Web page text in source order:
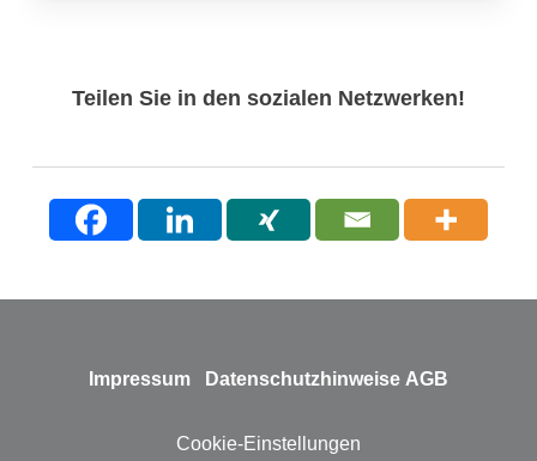
Teilen Sie in den sozialen Netzwerken!
Impressum Datenschutzhinweise AGB
Cookie-Einstellungen